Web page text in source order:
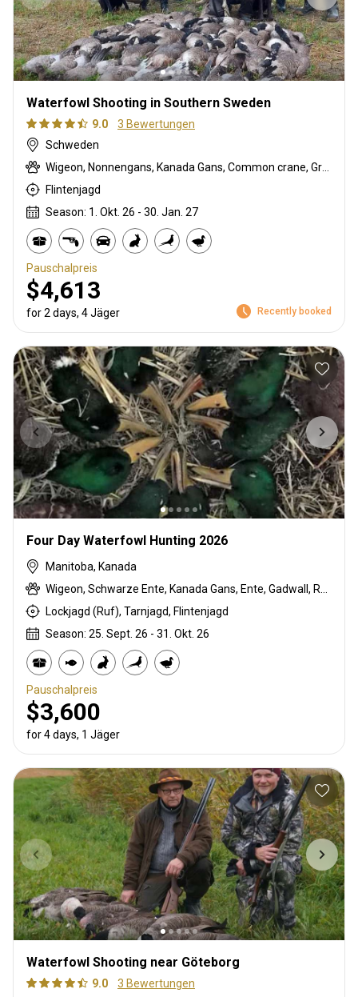
Waterfowl Shooting in Southern Sweden
9.0
3 Bewertungen
Schweden
Flintenjagd
Season: 1. Okt. 26 - 30. Jan. 27
Pauschalpreis
$4,613
for 2 days, 4 Jäger Recently booked
Four Day Waterfowl Hunting 2026
Manitoba, Kanada
Lockjagd (Ruf), Tarnjagd, Flintenjagd
Season: 25. Sept. 26 - 31. Okt. 26
Pauschalpreis
$3,600
for 4 days, 1 Jäger
Waterfowl Shooting near Göteborg
9.0
3 Bewertungen